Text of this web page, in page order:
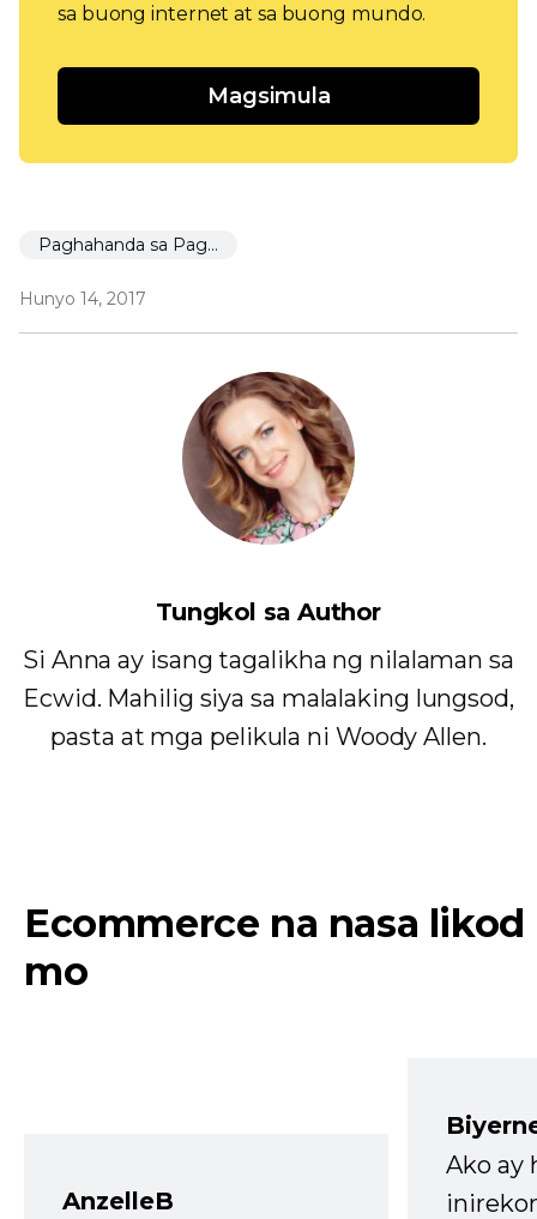
sa buong internet at sa buong mundo.
Magsimula
Paghahanda sa Paglulunsad
Hunyo 14, 2017
Tungkol sa Author
Si Anna ay isang tagalikha ng nilalaman sa
Ecwid. Mahilig siya sa malalaking lungsod,
pasta at mga pelikula ni Woody Allen.
Ecommerce na nasa likod
mo
AnzelleB
Ako ay